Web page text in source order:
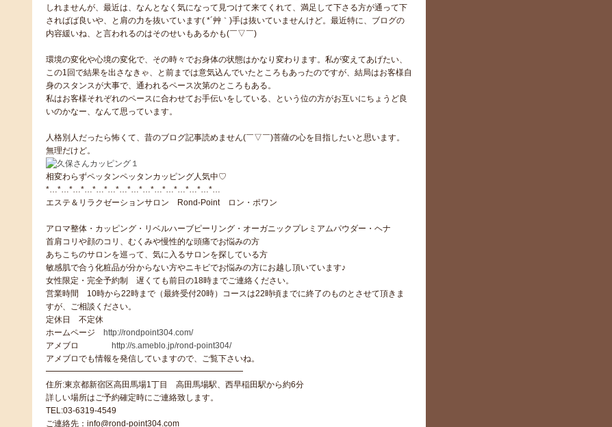
しれませんが、最近は、なんとなく気になって見つけて来てくれて、満足して下さる方が通って下
さればば良いや、と肩の力を抜いています( *´艸｀)手は抜いていませんけど。最近特に、ブログの
内容緩いね、と言われるのはそのせいもあるかも(￣▽￣)
環境の変化や心境の変化で、その時々でお身体の状態はかなり変わります。私が変えてあげたい、
この1回で結果を出さなきゃ、と前までは意気込んでいたところもあったのですが、結局はお客様自
身のスタンスが大事で、通われるペース次第のところもある。
私はお客様それぞれのペースに合わせてお手伝いをしている、という位の方がお互いにちょうど良
いのかなー、なんて思っています。
人格別人だったら怖くて、昔のブログ記事読めません(￣▽￣)菩薩の心を目指したいと思います。
無理だけど。
相変わらずペッタンペッタンカッピング人気中♡
*…*…*…*…*…*…*…*…*…*…*…*…*…*…*…
エステ＆リラクゼーションサロン Rond-Point ロン・ポワン
アロマ整体・カッピング・リベルハーブピーリング・オーガニックプレミアムパウダー・ヘナ
首肩コリや顔のコリ、むくみや慢性的な頭痛でお悩みの方
あちこちのサロンを巡って、気に入るサロンを探している方
敏感肌で合う化粧品が分からない方やニキビでお悩みの方にお越し頂いています♪
女性限定・完全予約制 遅くても前日の18時までご連絡ください。
営業時間 10時から22時まで（最終受付20時）コースは22時頃までに終了のものとさせて頂きま
すが、ご相談ください。
定休日 不定休
ホームページ
http://rondpoint304.com/
アメブロ
http://s.ameblo.jp/rond-point304/
アメブロでも情報を発信していますので、ご覧下さいね。
━━━━━━━━━━━━━━━━━━━━━━━━
住所:東京都新宿区高田馬場1丁目 高田馬場駅、西早稲田駅から約6分
詳しい場所はご予約確定時にご連絡致します。
TEL:03-6319-4549
ご連絡先：info@rond-point304.com